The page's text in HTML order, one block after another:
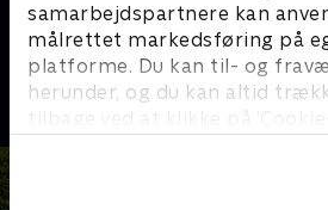
samarbejdspartnere kan
målrettet markedsføring på
platforme. Du kan til- og
herunder, og du kan altid
tilbage ved at klikke på
Linde på Langeland
Livsstil • 5 sæsoner